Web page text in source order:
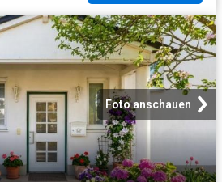
Foto anschauen